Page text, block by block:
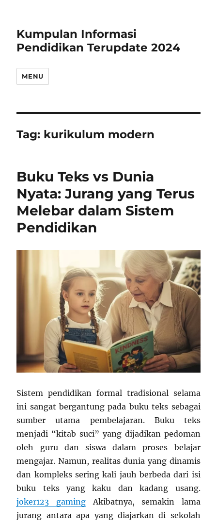
Kumpulan Informasi
Pendidikan Terupdate 2024
MENU
Tag: kurikulum modern
Buku Teks vs Dunia
Nyata: Jurang yang Terus
Melebar dalam Sistem
Pendidikan
Sistem pendidikan formal tradisional selama
ini sangat bergantung pada buku teks sebagai
sumber utama pembelajaran. Buku teks
menjadi “kitab suci” yang dijadikan pedoman
oleh guru dan siswa dalam proses belajar
mengajar. Namun, realitas dunia yang dinamis
dan kompleks sering kali jauh berbeda dari isi
buku teks yang kaku dan kadang usang.
joker123 gamingAkibatnya, semakin lama
jurang antara apa yang diajarkan di sekolah